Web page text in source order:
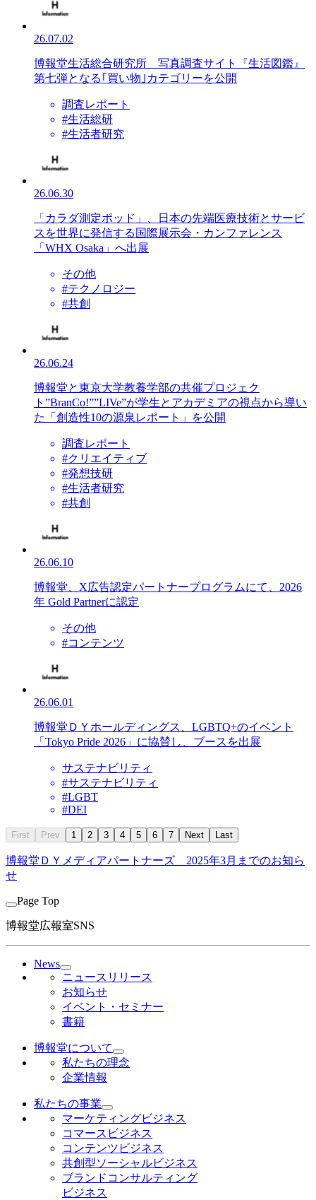
26.07.02
博報堂生活総合研究所 写真調査サイト『生活図鑑』
第七弾となる｢買い物｣カテゴリーを公開
調査レポート
#生活総研
#生活者研究
26.06.30
「カラダ測定ポッド」、日本の先端医療技術とサービ
スを世界に発信する国際展示会・カンファレンス
「WHX Osaka」へ出展
その他
#テクノロジー
#共創
26.06.24
博報堂と東京大学教養学部の共催プロジェク
ト”BranCo!””LIVe”が学生とアカデミアの視点から導い
た「創造性10の源泉レポート」を公開
調査レポート
#クリエイティブ
#発想技研
#生活者研究
#共創
26.06.10
博報堂、X広告認定パートナープログラムにて、2026
年 Gold Partnerに認定
その他
#コンテンツ
26.06.01
博報堂ＤＹホールディングス、LGBTQ+のイベント
「Tokyo Pride 2026」に協賛し、ブースを出展
サステナビリティ
#サステナビリティ
#LGBT
#DEI
First Prev 1 2 3 4 5 6 7 Next Last
博報堂ＤＹメディアパートナーズ 2025年3月までのお知ら
せ
Page Top
博報堂広報室SNS
News
ニュースリリース
お知らせ
イベント・セミナー
書籍
博報堂について
私たちの理念
企業情報
私たちの事業
マーケティングビジネス
コマースビジネス
コンテンツビジネス
共創型ソーシャルビジネス
ブランドコンサルティング
ビジネス